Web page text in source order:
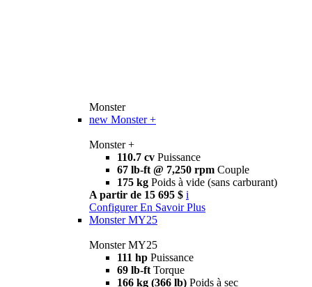
Monster
new Monster +
Monster +
110.7 cv Puissance
67 lb-ft @ 7,250 rpm Couple
175 kg Poids à vide (sans carburant)
A partir de 15 695 $ i
Configurer En Savoir Plus
Monster MY25
Monster MY25
111 hp Puissance
69 lb-ft Torque
166 kg (366 lb) Poids à sec